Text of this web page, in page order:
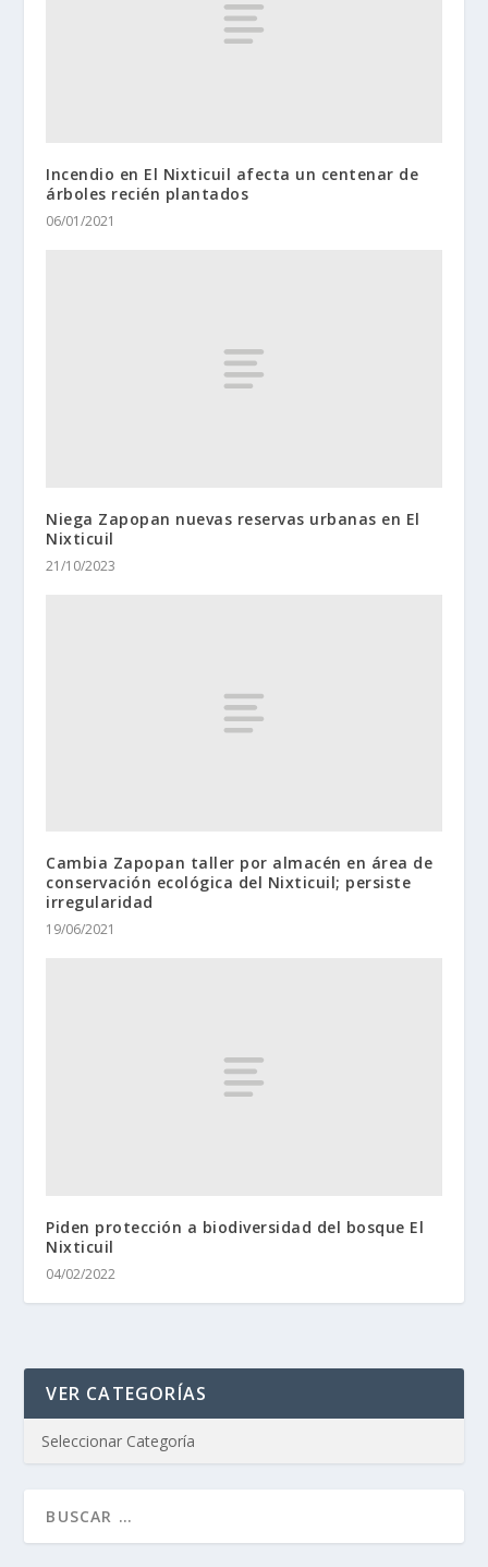
Incendio en El Nixticuil afecta un centenar de
árboles recién plantados
06/01/2021
Niega Zapopan nuevas reservas urbanas en El
Nixticuil
21/10/2023
Cambia Zapopan taller por almacén en área de
conservación ecológica del Nixticuil; persiste
irregularidad
19/06/2021
Piden protección a biodiversidad del bosque El
Nixticuil
04/02/2022
VER CATEGORÍAS